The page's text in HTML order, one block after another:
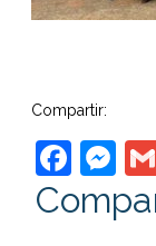
Compartir: